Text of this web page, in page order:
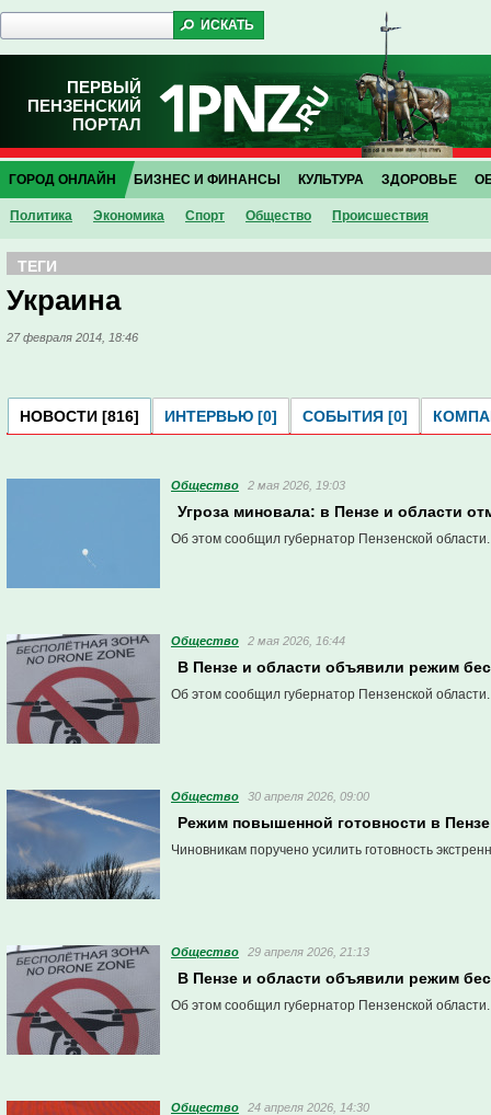
ПЕРВЫЙ
ПЕНЗЕНСКИЙ
ПОРТАЛ
ГОРОД ОНЛАЙН
Политика Экономика Спорт Общество Проиcшествия
БИЗНЕС И ФИНАНСЫ КУЛЬТУРА ЗДОРОВЬЕ
ТЕГИ
Украина
27 февраля 2014, 18:46
НОВОСТИ [816] ИНТЕРВЬЮ [0] СОБЫТИЯ [0]
Общество 2 мая 2026, 19:03
Угроза миновала: в Пензе и области
Об этом сообщил губернатор Пензенской области.
Общество 2 мая 2026, 16:44
В Пензе и области объявили режим
Об этом сообщил губернатор Пензенской области.
Общество 30 апреля 2026, 09:00
Режим повышенной готовности в
Чиновникам поручено усилить готовность
Общество 29 апреля 2026, 21:13
В Пензе и области объявили режим
Об этом сообщил губернатор Пензенской области.
Общество 24 апреля 2026, 14:30